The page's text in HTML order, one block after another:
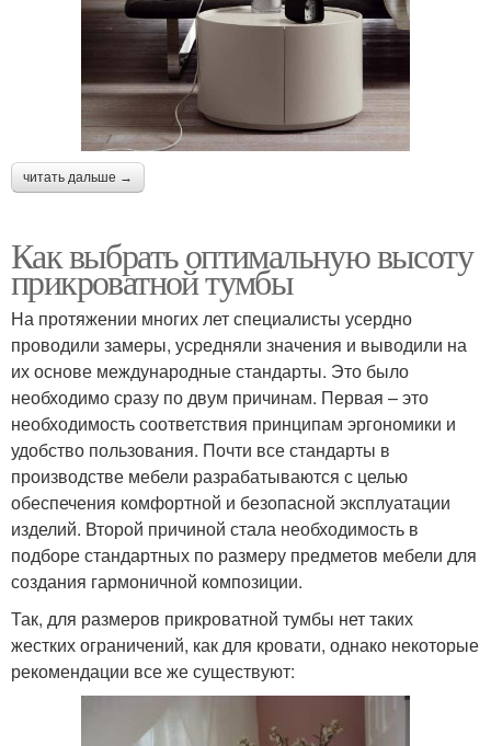
читать дальше →
Как выбрать оптимальную высоту
прикроватной тумбы
На протяжении многих лет специалисты усердно
проводили замеры, усредняли значения и выводили на
их основе международные стандарты. Это было
необходимо сразу по двум причинам. Первая – это
необходимость соответствия принципам эргономики и
удобство пользования. Почти все стандарты в
производстве мебели разрабатываются с целью
обеспечения комфортной и безопасной эксплуатации
изделий. Второй причиной стала необходимость в
подборе стандартных по размеру предметов мебели для
создания гармоничной композиции.
Так, для размеров прикроватной тумбы нет таких
жестких ограничений, как для кровати, однако некоторые
рекомендации все же существуют: